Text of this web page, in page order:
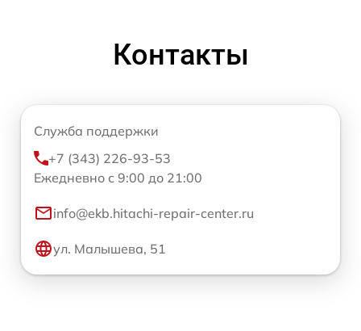
Контакты
Служба поддержки
+7 (343) 226-93-53
Ежедневно с 9:00 до 21:00
info@ekb.hitachi-repair-center.ru
ул. Малышева, 51